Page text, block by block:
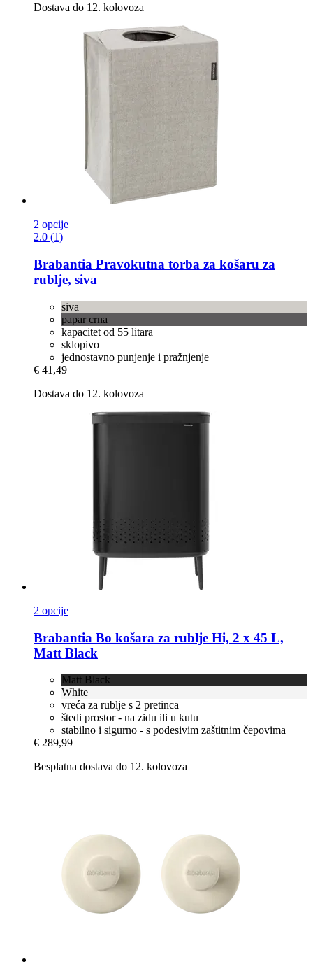
Dostava do 12. kolovoza
2 opcije
2.0 (1)
Brabantia Pravokutna torba za košaru za
rublje, siva
siva
papar crna
kapacitet od 55 litara
sklopivo
jednostavno punjenje i pražnjenje
€ 41,49
Dostava do 12. kolovoza
2 opcije
Brabantia Bo košara za rublje Hi, 2 x 45 L,
Matt Black
Matt Black
White
vreća za rublje s 2 pretinca
štedi prostor - na zidu ili u kutu
stabilno i sigurno - s podesivim zaštitnim čepovima
€ 289,99
Besplatna dostava do 12. kolovoza